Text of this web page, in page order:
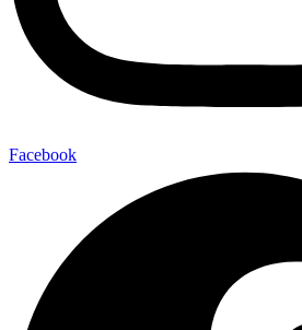
Facebook